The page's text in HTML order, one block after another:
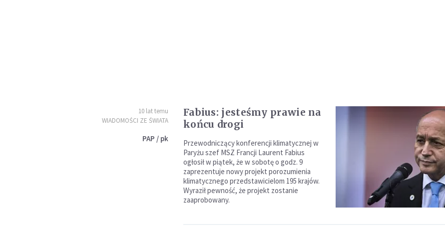
10 lat temu
WIADOMOŚCI ZE ŚWIATA
PAP / pk
Fabius: jesteśmy prawie na
końcu drogi
Przewodniczący konferencji klimatycznej w
Paryżu szef MSZ Francji Laurent Fabius
ogłosił w piątek, że w sobotę o godz. 9
zaprezentuje nowy projekt porozumienia
klimatycznego przedstawicielom 195 krajów.
Wyraził pewność, że projekt zostanie
zaaprobowany.